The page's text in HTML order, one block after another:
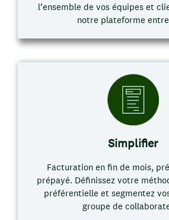
l’ensemble de vos équipes et
notre plateforme
Simplifier
Facturation en fin de mois,
prépayé. Définissez votre
préférentielle et segmentez
groupe de